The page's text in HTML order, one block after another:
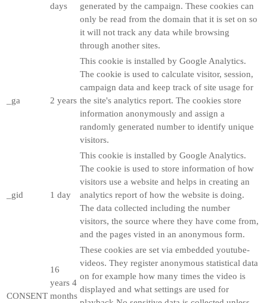
days
generated by the campaign. These cookies can
only be read from the domain that it is set on so
it will not track any data while browsing
through another sites.
_ga 2 years
This cookie is installed by Google Analytics.
The cookie is used to calculate visitor, session,
campaign data and keep track of site usage for
the site's analytics report. The cookies store
information anonymously and assign a
randomly generated number to identify unique
visitors.
_gid 1 day
This cookie is installed by Google Analytics.
The cookie is used to store information of how
visitors use a website and helps in creating an
analytics report of how the website is doing.
The data collected including the number
visitors, the source where they have come from,
and the pages visted in an anonymous form.
CONSENT
16
years 4
months
These cookies are set via embedded youtube-
videos. They register anonymous statistical data
on for example how many times the video is
displayed and what settings are used for